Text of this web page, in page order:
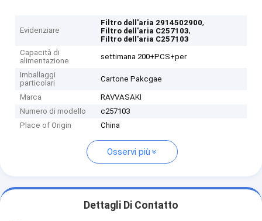
Evidenziare
Filtro dell'aria 2914502900,
Filtro dell'aria C257103,
Filtro dell'aria C257103
Capacità di
alimentazione
settimana 200+PCS+per
Imballaggi
particolari
Cartone Pakcgae
Marca
RAVVASAKI
Numero di modello
c257103
Place of Origin
China
Osservi più
Dettagli Di Contatto